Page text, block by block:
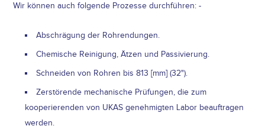
Wir können auch folgende Prozesse durchführen: -
Abschrägung der Rohrendungen.
Chemische Reinigung, Ätzen und Passivierung.
Schneiden von Rohren bis 813 [mm] (32").
Zerstörende mechanische Prüfungen, die zum
kooperierenden von UKAS genehmigten Labor beauftragen
werden.